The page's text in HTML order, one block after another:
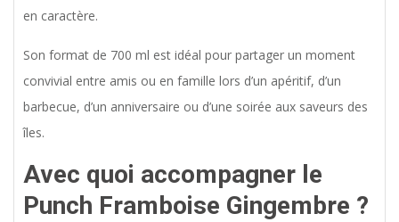
en caractère.
Son format de 700 ml est idéal pour partager un moment
convivial entre amis ou en famille lors d’un apéritif, d’un
barbecue, d’un anniversaire ou d’une soirée aux saveurs des
îles.
Avec quoi accompagner le
Punch Framboise Gingembre ?